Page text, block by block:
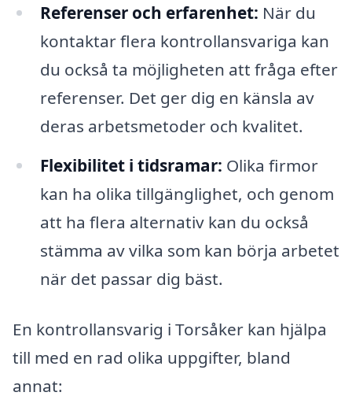
Referenser och erfarenhet: När du
kontaktar flera kontrollansvariga kan
du också ta möjligheten att fråga efter
referenser. Det ger dig en känsla av
deras arbetsmetoder och kvalitet.
Flexibilitet i tidsramar: Olika firmor
kan ha olika tillgänglighet, och genom
att ha flera alternativ kan du också
stämma av vilka som kan börja arbetet
när det passar dig bäst.
En kontrollansvarig i Torsåker kan hjälpa
till med en rad olika uppgifter, bland
annat: